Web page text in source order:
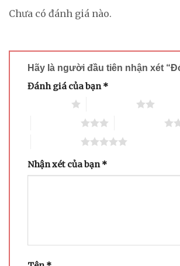
Chưa có đánh giá nào.
Hãy là người đầu tiên nhận xét
Đánh giá của bạn*
Nhận xét của bạn*